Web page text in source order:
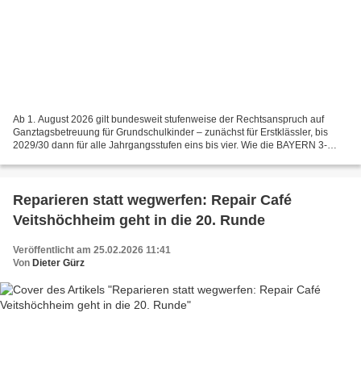
Ab 1. August 2026 gilt bundesweit stufenweise der Rechtsanspruch auf
Ganztagsbetreuung für Grundschulkinder – zunächst für Erstklässler, bis
2029/30 dann für alle Jahrgangsstufen eins bis vier. Wie die BAYERN 3-
Reparieren statt wegwerfen: Repair Café
Veitshöchheim geht in die 20. Runde
Veröffentlicht am 25.02.2026 11:41
Von Dieter Gürz